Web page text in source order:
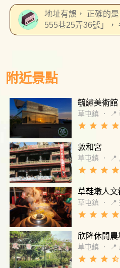
地址有誤， 正確的
555巷25弄36號」，
附近景點
毓繡美術館
草屯鎮 ． 📍
grade grade grade grade
敦和宮
草屯鎮 ． 📍
grade grade grade grade
草鞋墩人
草屯鎮 ． 📍
grade grade grade grade
欣隆休閒農
草屯鎮 ． 📍
grade grade grade star_half